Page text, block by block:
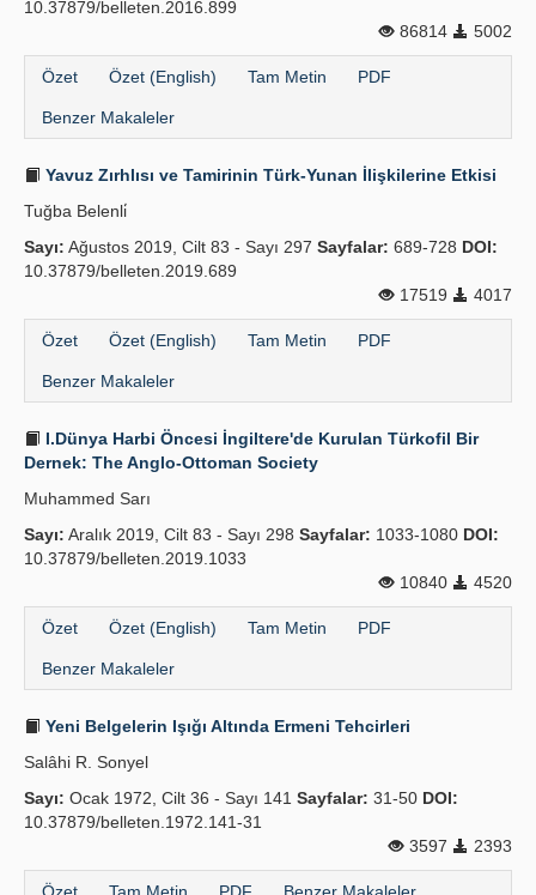
10.37879/belleten.2016.899
86814
5002
Özet Özet (English) Tam Metin PDF
Benzer Makaleler
Yavuz Zırhlısı ve Tamirinin Türk-Yunan İlişkilerine Etkisi
Tuğba Belenli̇
Sayı: Ağustos 2019, Cilt 83 - Sayı 297 Sayfalar: 689-728 DOI:
10.37879/belleten.2019.689
17519
4017
Özet Özet (English) Tam Metin PDF
Benzer Makaleler
I.Dünya Harbi Öncesi İngiltere'de Kurulan Türkofil Bir
Dernek: The Anglo-Ottoman Society
Muhammed Sarı
Sayı: Aralık 2019, Cilt 83 - Sayı 298 Sayfalar: 1033-1080 DOI:
10.37879/belleten.2019.1033
10840
4520
Özet Özet (English) Tam Metin PDF
Benzer Makaleler
Yeni Belgelerin Işığı Altında Ermeni Tehcirleri
Salâhi R. Sonyel
Sayı: Ocak 1972, Cilt 36 - Sayı 141 Sayfalar: 31-50 DOI:
10.37879/belleten.1972.141-31
3597
2393